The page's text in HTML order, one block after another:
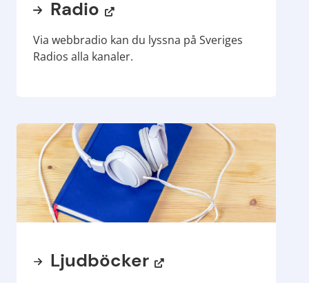
Radio
Via webbradio kan du lyssna på Sveriges
Radios alla kanaler.
Ljudböcker